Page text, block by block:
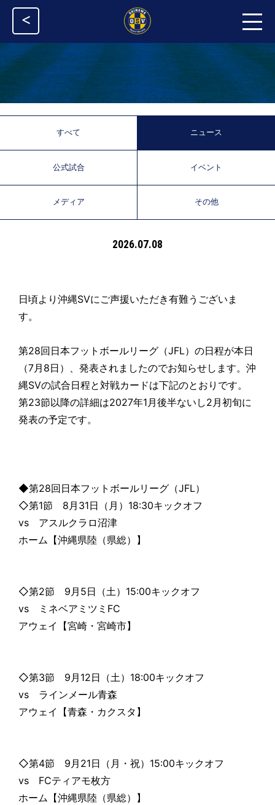
<
すべて ニュース
公式試合 イベント
メディア その他
2026.07.08
日頃より沖縄SVにご声援いただき有難うございま
す。
第28回日本フットボールリーグ（JFL）の日程が本日
（7月8日）、発表されましたのでお知らせします。沖
縄SVの試合日程と対戦カードは下記のとおりです。
第23節以降の詳細は2027年1月後半ないし2月初旬に
発表の予定です。
◆第28回日本フットボールリーグ（JFL）
◇第1節 8月31日（月）18:30キックオフ
vs アスルクラロ沼津
ホーム【沖縄県陸（県総）】
◇第2節 9月5日（土）15:00キックオフ
vs ミネベアミツミFC
アウェイ【宮崎・宮崎市】
◇第3節 9月12日（土）18:00キックオフ
vs ラインメール青森
アウェイ【青森・カクスタ】
◇第4節 9月21日（月・祝）15:00キックオフ
vs FCティアモ枚方
ホーム【沖縄県陸（県総）】